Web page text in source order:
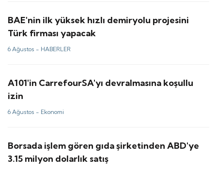
BAE'nin ilk yüksek hızlı demiryolu projesini
Türk firması yapacak
6 Ağustos - HABERLER
A101'in CarrefourSA'yı devralmasına koşullu
izin
6 Ağustos - Ekonomi
Borsada işlem gören gıda şirketinden ABD'ye
3.15 milyon dolarlık satış